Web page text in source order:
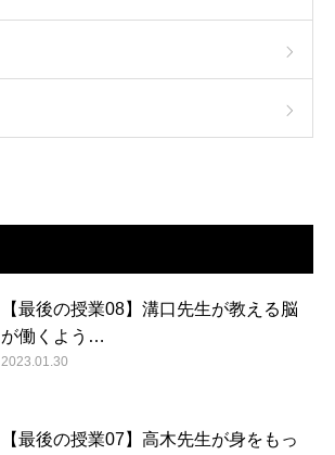
【最後の授業08】溝口先生が教える脳
が働くよう…
2023.01.30
【最後の授業07】高木先生が身をもっ